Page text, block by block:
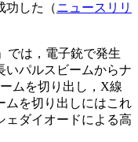
功した（ニュースリリ
では，電子銃で発生
いパルスビームからナ
ムを切り出し，X線
ムを切り出しにはこれ
ェダイオードによる高